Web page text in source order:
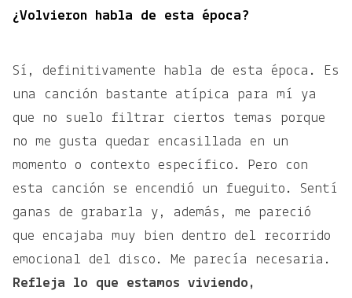
¿Volvieron habla de esta época?
Sí, definitivamente habla de esta época. Es
una canción bastante atípica para mí ya
que no suelo filtrar ciertos temas porque
no me gusta quedar encasillada en un
momento o contexto específico. Pero con
esta canción se encendió un fueguito. Sentí
ganas de grabarla y, además, me pareció
que encajaba muy bien dentro del recorrido
emocional del disco. Me parecía necesaria.
Refleja lo que estamos viviendo,